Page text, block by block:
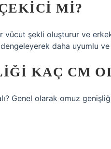
MI?
vücut şekli oluşturur ve
dengeleyerek daha uyumlu
KAÇ CM
Genel olarak omuz